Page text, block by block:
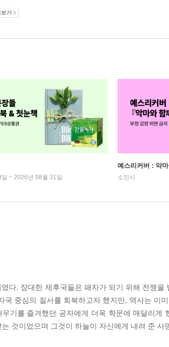
기
~ 2026년 08월 31일
예스리커버 : 악
소진시
다. 장대한 제후국들은 패자가 되기 위해 전쟁을
중심의 질서를 회복하고자 했지만, 역사는 이
기를 즐겨했던 공자에게 더욱 학문에 매달리게
것이었으며 그것이 하늘이 자신에게 내려 준 사